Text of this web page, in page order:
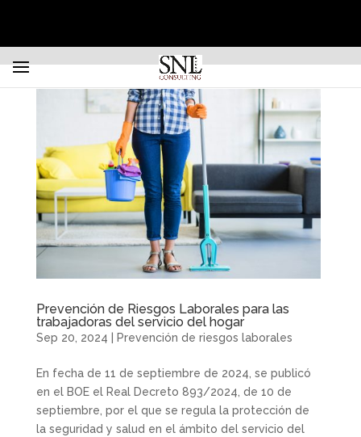
Prevención de Riesgos Laborales para las
trabajadoras del servicio del hogar
Sep 20, 2024 Prevención de riesgos laborales
En fecha de 11 de septiembre de 2024, se publicó
en el BOE el Real Decreto 893/2024, de 10 de
septiembre, por el que se regula la protección de
la seguridad y salud en el ámbito del servicio del